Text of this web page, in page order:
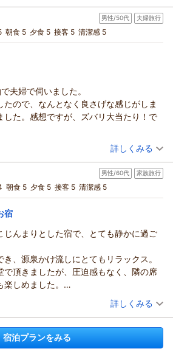
ゆっくりお越しください。
。
（返信日：2025/10/07）
わり。
(家族旅行)
本プラン】とろける信州牛と里山の恵みを堪能
黒岩旅館からの返信
野旅行でご利用いただき、誠にありが
のままです。
、体の芯から温まりスッキリします
たようでホッとしています♪
いただけて、おかわり！ありがとうご
したら、信州の味を楽しみにお越しく
。
男性/50代 夫婦旅行
朝食 5 夕食 5 接客 5 清潔感 5
夫婦で伺いました。
たので、なんとなく良さげな感じがしま
した。感想ですが、ズバリ大当たり！で
っくり！おいしくて、美味しくて最高で
れいで、また、美味しいお酒の発見もで
ん朝食とも！
せんが、滞在期間中はなんとなく私たち
様な気がしてたいへん居心地が良かっ
りを頂きとても嬉しかったです。車を
いる最中で、「再訪決定！」と二人で叫
と思います。
りました。ありがとうございました。
（投稿日：2025/09/03）
(夫婦旅行)
沢味覚プラン】しゃぶしゃぶorすき焼きで至福
夕
人一人あたり/税込)
黒岩旅館からの返信
き、誠にありがとうございました。
いただき、ありがとうございます。
の良い素敵なご夫婦で、私も色んなお
まで温かいお言葉をかけていただき、
いました。
りとお過ごしいただければと思います♪
詳しくみる
男性/60代 家族旅行
朝食 5 夕食 5 接客 5 清潔感 5
宿
じんまりとした宿で、とても静かに過ご
、源泉かけ流しにとてもリラックス。
で頂きましたが、圧迫感もなく、隣の席
しめました。
お皿もとても美味しくて、中でも追加で
きが最高、もう一度味わいたいです。
（投稿日：2025/08/26）
(家族旅行)
/60代)
ドプラン】鹿教湯温泉で山の恵みを堪能 ＜じゃら
詳しくみる
宿泊プランをみる